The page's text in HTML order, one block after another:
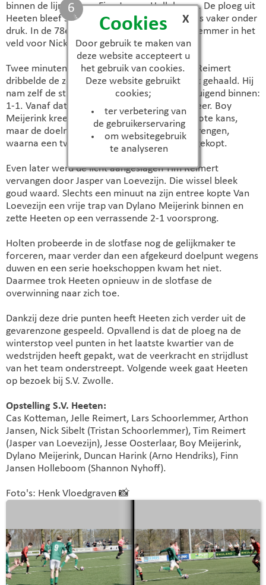
Cookies
Door gebruik te maken van
deze website accepteert u
het gebruik van cookies.
Deze website gebruikt
cookies;
ter verbetering van
de gebruikerservaring
om websitegebruik
te analyseren
X
5
binnen de lijnen voor Finn Jansen Holleboom. De ploeg uit
Heeten bleef strijdbaar en zette Holten steeds vaker onder
druk. In de 78e minuut kwam Tristan Schoorlemmer in het
veld voor Nick Sibelt.
Twee minuten later volgde de beloning. Tim Reimert
dribbelde de zestien in en werd hard onderuit gehaald. Hij
nam zelf de strafschop en schoot deze overtuigend binnen:
1-1. Vanaf dat moment ging het spel op en neer. Boy
Meijerink kreeg kort na de gelijkmaker een grote kans,
maar de doelman wist op de lijn redding te brengen,
waarna een tweede poging van de lijn werd gekopt.
Even later werd de licht aangeslagen Tim Reimert
vervangen door Jasper van Loevezijn. Die wissel bleek
goud waard. Slechts een minuut na zijn entree kopte Van
Loevezijn een vrije trap van Dylano Meijerink binnen en
zette Heeten op een verrassende 2-1 voorsprong.
Holten probeerde in de slotfase nog de gelijkmaker te
forceren, maar verder dan een afgekeurd doelpunt wegens
duwen en een serie hoekschoppen kwam het niet.
Daarmee trok Heeten opnieuw in de slotfase de
overwinning naar zich toe.
Dankzij deze drie punten heeft Heeten zich verder uit de
gevarenzone gespeeld. Opvallend is dat de ploeg na de
winterstop veel punten in het laatste kwartier van de
wedstrijden heeft gepakt, wat de veerkracht en strijdlust
van het team onderstreept. Volgende week gaat Heeten
op bezoek bij S.V. Zwolle.
Opstelling S.V. Heeten:
Cas Kotteman, Jelle Reimert, Lars Schoorlemmer, Arthon
Jansen, Nick Sibelt (Tristan Schoorlemmer), Tim Reimert
(Jasper van Loevezijn), Jesse Oosterlaar, Boy Meijerink,
Dylano Meijerink, Duncan Harink (Arno Hendriks), Finn
Jansen Holleboom (Shannon Nyhoff).
Foto's: Henk Vloedgraven 📸